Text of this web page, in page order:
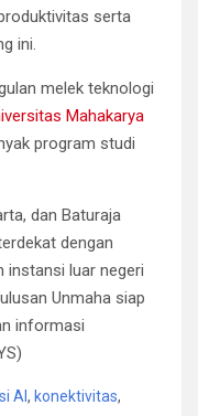
serta
ini.
melek teknologi
Mahakarya
program studi
dan Baturaja
dengan
instansi luar negeri
Unmaha siap
informasi
AI , konektivitas,